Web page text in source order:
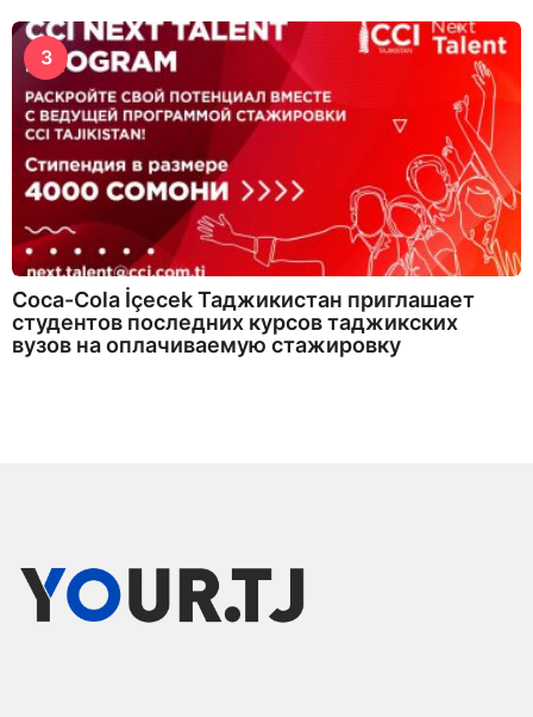
3
Coca-Cola İçecek Таджикистан приглашает
студентов последних курсов таджикских
вузов на оплачиваемую стажировку